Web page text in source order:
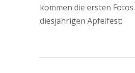
kommen die ersten
diesjährigen Apfelfest: